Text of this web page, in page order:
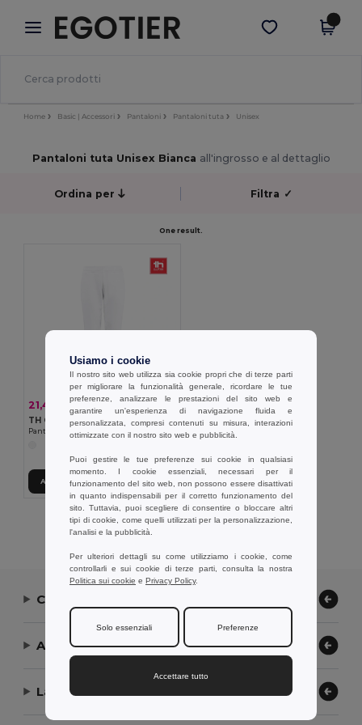
× App Egotier
Prezzi migliori sull'app!
Scarica app
Home Basic | Accessori Pantaloni Pantaloni tuta Unisex
Pantaloni tuta Unisex Bianca all'ingrosso e al dettaglio
Ordina per Filtra ✓
One result.
21,47 € 30,80 € -30%
TH Clothes 30308
Pantaloni della tuta (unisex)
Aggiungi al carrello
Visualizzazione Di Tutti I Prodotti.
Contattaci
Aiuto or Assistenza
La nostra azienda
Usiamo i cookie
Il nostro sito web utilizza sia cookie propri che di terze parti
per migliorare la funzionalità generale, ricordare le tue
preferenze, analizzare le prestazioni del sito web e
garantire un'esperienza di navigazione fluida e
personalizzata, compresi contenuti su misura, interazioni
ottimizzate con il nostro sito web e pubblicità.
Puoi gestire le tue preferenze sui cookie in qualsiasi
momento. I cookie essenziali, necessari per il
funzionamento del sito web, non possono essere disattivati
in quanto indispensabili per il corretto funzionamento del
sito. Tuttavia, puoi scegliere di consentire o bloccare altri
tipi di cookie, come quelli utilizzati per la personalizzazione,
l'analisi e la pubblicità.
Per ulteriori dettagli su come utilizziamo i cookie, come
controllarli e sui cookie di terze parti, consulta la nostra
Politica sui cookie e Privacy Policy.
Solo essenziali Preferenze
Accettare tutto